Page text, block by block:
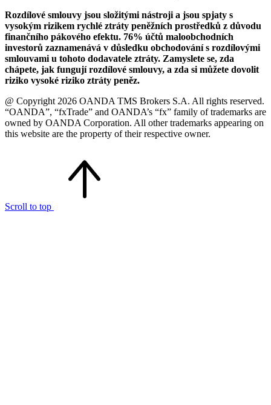
Rozdílové smlouvy jsou složitými nástroji a jsou spjaty s
vysokým rizikem rychlé ztráty peněžních prostředků z důvodu
finančního pákového efektu. 76% účtů maloobchodních
investorů zaznamenává v důsledku obchodování s rozdílovými
smlouvami u tohoto dodavatele ztráty. Zamyslete se, zda
chápete, jak fungují rozdílové smlouvy, a zda si můžete dovolit
riziko vysoké riziko ztráty peněz.
@ Copyright 2026 OANDA TMS Brokers S.A. All rights reserved.
“OANDA”, “fxTrade” and OANDA’s “fx” family of trademarks are
owned by OANDA Corporation. All other trademarks appearing on
this website are the property of their respective owner.
Scroll to top